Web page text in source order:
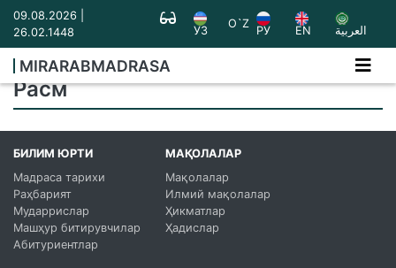
09.08.2026 |
26.02.1448
УЗ
O`Z
РУ EN العربية
MIRARABMADRASA
Расм
БИЛИМ ЮРТИ
Мадраса тарихи
Раҳбарият
Мударрислар
Машҳур битирувчилар
Абитуриентлар
МАҚОЛАЛАР
Мақолалар
Илмий мақолалар
Ҳикматлар
Ҳадислар